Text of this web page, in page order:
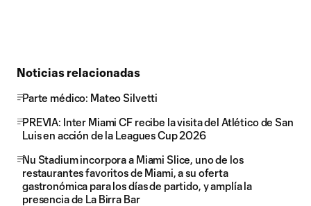
Noticias relacionadas
Parte médico: Mateo Silvetti
PREVIA: Inter Miami CF recibe la visita del Atlético de San
Luis en acción de la Leagues Cup 2026
Nu Stadium incorpora a Miami Slice, uno de los
restaurantes favoritos de Miami, a su oferta
gastronómica para los días de partido, y amplía la
presencia de La Birra Bar